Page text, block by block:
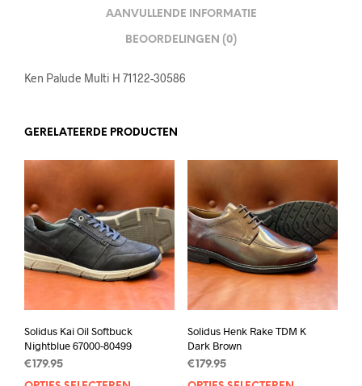
AANVULLENDE INFORMATIE
BEOORDELINGEN (0)
Ken Palude Multi H 71122-30586
GERELATEERDE PRODUCTEN
Solidus Kai Oil Softbuck
Nightblue 67000-80499
€ 179.95
Solidus Henk Rake TDM K
Dark Brown
€ 179.95